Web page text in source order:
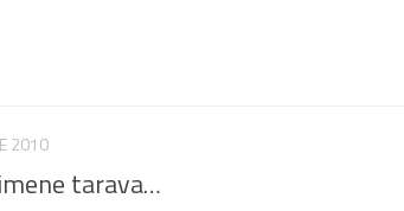
2010
tarava…